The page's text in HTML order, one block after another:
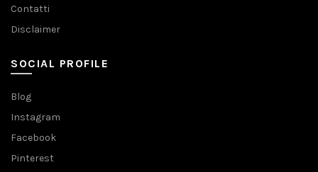
Contatti
Disclaimer
SOCIAL PROFILE
Blog
Instagram
Facebook
Pinterest